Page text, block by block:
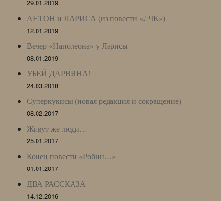
29.01.2019
АНТОН и ЛАРИСА (из повести «ЛЧК»)
12.01.2019
Вечер «Наполеона» у Ларисы
08.01.2019
УБЕЙ ДАРВИНА!
24.03.2018
Суперкукисы (новая редакция и сокращение)
08.02.2017
Живут же люди…
25.01.2017
Конец повести «Робин…»
01.01.2017
ДВА РАССКАЗА
14.12.2016